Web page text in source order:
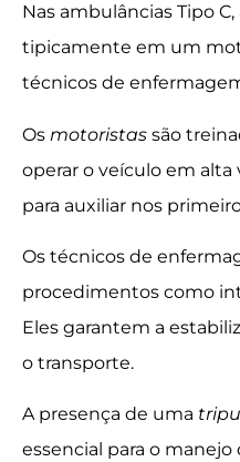
Nas ambulâncias Tipo
tipicamente em um
técnicos de
Os motoristas são
operar o veículo em
para auxiliar nos
Os técnicos de
procedimentos como
Eles garantem a
o transporte.
A presença de uma
essencial para o